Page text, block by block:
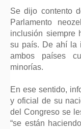
Se dijo contento
Parlamento
inclusión siempre
su país. De ahí la
ambos países
minorías.
En ese sentido,
y oficial de su
del Congreso se
“se están